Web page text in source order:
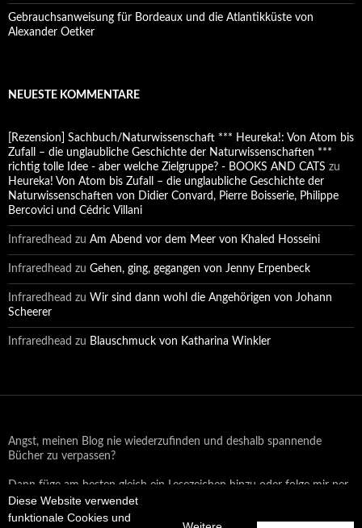
Diese Website verwendet
funktionale Cookies und
Gebrauchsanweisung für Bordeaux und die Atlantikküste von
Alexander Oetker
NEUESTE KOMMENTARE
[Rezension] Sachbuch/Naturwissenschaft *** Heureka!: Von Atom bis
Zufall – die unglaubliche Geschichte der Naturwissenschaften ***
richtig tolle Idee - aber welche Zielgruppe? - BOOKS AND CATS zu
Heureka! Von Atom bis Zufall – die unglaubliche Geschichte der
Naturwissenschaften von Didier Convard, Pierre Boisserie, Philippe
Bercovici und Cédric Villani
Infraredhead zu Am Abend vor dem Meer von Khaled Hosseini
Infraredhead zu Gehen, ging, gegangen von Jenny Erpenbeck
Infraredhead zu Wir sind dann wohl die Angehörigen von Johann
Scheerer
Infraredhead zu Blauschmuck von Katharina Winkler
Angst, meinen Blog nie wiederzufinden und deshalb spannende
Bücher zu verpassen?
Dann füge am besten gleich ein Lesezeichen hinzu oder folge mir per
Email oder auf Facebook!